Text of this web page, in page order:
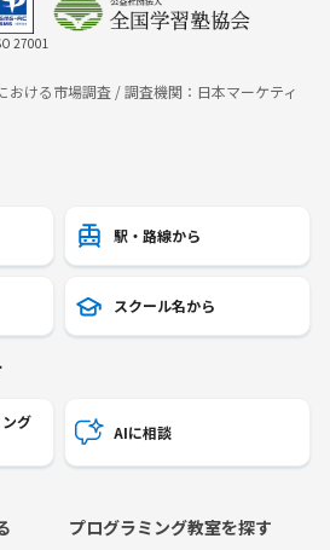
27001
ける市場調査 / 調査機関：日本マーケティ
駅・路線から
スクール名から
グ
AIに相談
プログラミング教室を探す